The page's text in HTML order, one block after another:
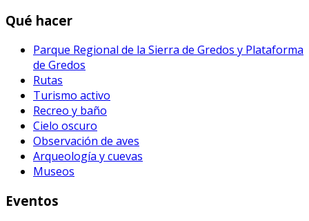
Qué hacer
Parque Regional de la Sierra de Gredos y Plataforma
de Gredos
Rutas
Turismo activo
Recreo y baño
Cielo oscuro
Observación de aves
Arqueología y cuevas
Museos
Eventos